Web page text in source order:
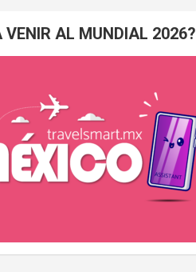
VENIR AL MUNDIAL 2026?